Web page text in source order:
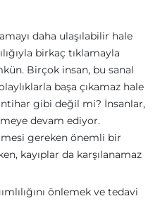
daha ulaşılabilir hale
birkaç tıklamayla
Birçok insan, bu sanal
başa çıkamaz hale
gibi değil mi? İnsanlar,
devam ediyor.
gereken önemli bir
kayıplar da karşılanamaz
önlemek ve tedavi